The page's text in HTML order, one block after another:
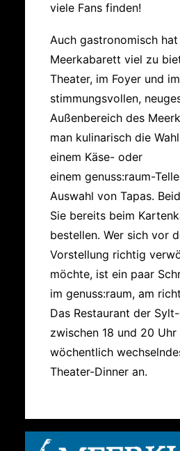
viele Fans finden!
Auch gastronomisch
Meerkabarett viel zu
Theater, im Foyer und im
stimmungsvollen,
Außenbereich des
man kulinarisch die
einem Käse- oder
einem genuss:raum-
Auswahl von Tapas.
Sie bereits beim
bestellen. Wer sich vor
Vorstellung richtig
möchte, ist ein paar
im genuss:raum, am
Das Restaurant der
zwischen 18 und 20 Uhr
wöchentlich
Theater-Dinner an.